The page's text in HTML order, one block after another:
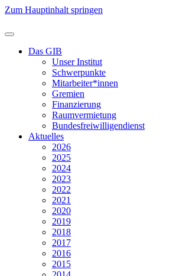
Zum Hauptinhalt springen
Das GIB
Unser Institut
Schwerpunkte
Mitarbeiter*innen
Gremien
Finanzierung
Raumvermietung
Bundesfreiwilligendienst
Aktuelles
2026
2025
2024
2023
2022
2021
2020
2019
2018
2017
2016
2015